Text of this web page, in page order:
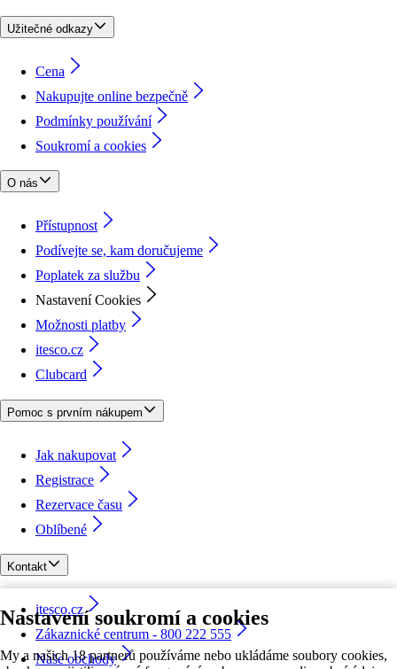
Nastavení soukromí a cookies
My a našich 18 partnerů používáme nebo ukládáme soubory cookies,
Užitečné odkazy
Cena
Nakupujte online bezpečně
Podmínky používání
Soukromí a cookies
O nás
Přístupnost
Podívejte se, kam doručujeme
Poplatek za službu
Nastavení Cookies
Možnosti platby
itesco.cz
Clubcard
Pomoc s prvním nákupem
Jak nakupovat
Registrace
Rezervace času
Oblíbené
Kontakt
itesco.cz
Zákaznické centrum - 800 222 555
Naše obchody